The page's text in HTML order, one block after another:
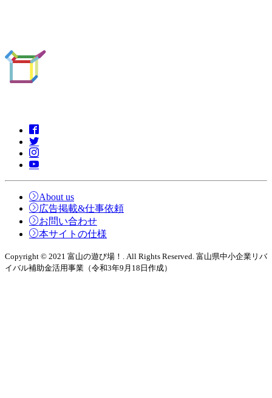
About us
広告掲載&仕事依頼
お問い合わせ
本サイトの仕様
Copyright © 2021 富山の遊び場！. All Rights Reserved. 富山県中小企業リバ
イバル補助金活用事業（令和3年9月18日作成）